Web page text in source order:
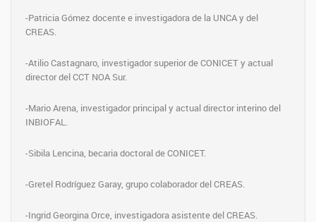
-Patricia Gómez docente e investigadora de la UNCA y del
CREAS.
-Atilio Castagnaro, investigador superior de CONICET y actual
director del CCT NOA Sur.
-Mario Arena, investigador principal y actual director interino del
INBIOFAL.
-Sibila Lencina, becaria doctoral de CONICET.
-Gretel Rodríguez Garay, grupo colaborador del CREAS.
-Ingrid Georgina Orce, investigadora asistente del CREAS.